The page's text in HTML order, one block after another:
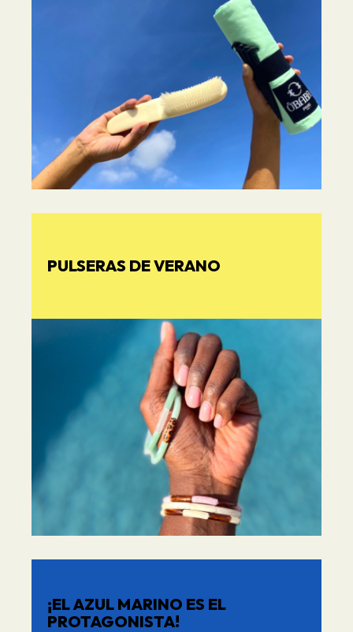
PULSERAS DE VERANO
¡EL AZUL MARINO ES EL
PROTAGONISTA!